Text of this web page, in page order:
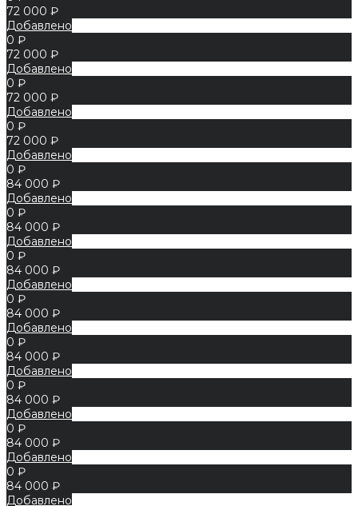
72 000 ₽
Добавлено
0 ₽
72 000 ₽
Добавлено
0 ₽
72 000 ₽
Добавлено
0 ₽
72 000 ₽
Добавлено
0 ₽
84 000 ₽
Добавлено
0 ₽
84 000 ₽
Добавлено
0 ₽
84 000 ₽
Добавлено
0 ₽
84 000 ₽
Добавлено
0 ₽
84 000 ₽
Добавлено
0 ₽
84 000 ₽
Добавлено
0 ₽
84 000 ₽
Добавлено
0 ₽
84 000 ₽
Добавлено